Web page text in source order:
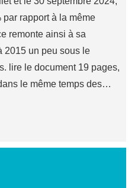
rapport à la même
remonte ainsi à sa
2015 un peu sous le
lire le document 19 pages,
le même temps des…